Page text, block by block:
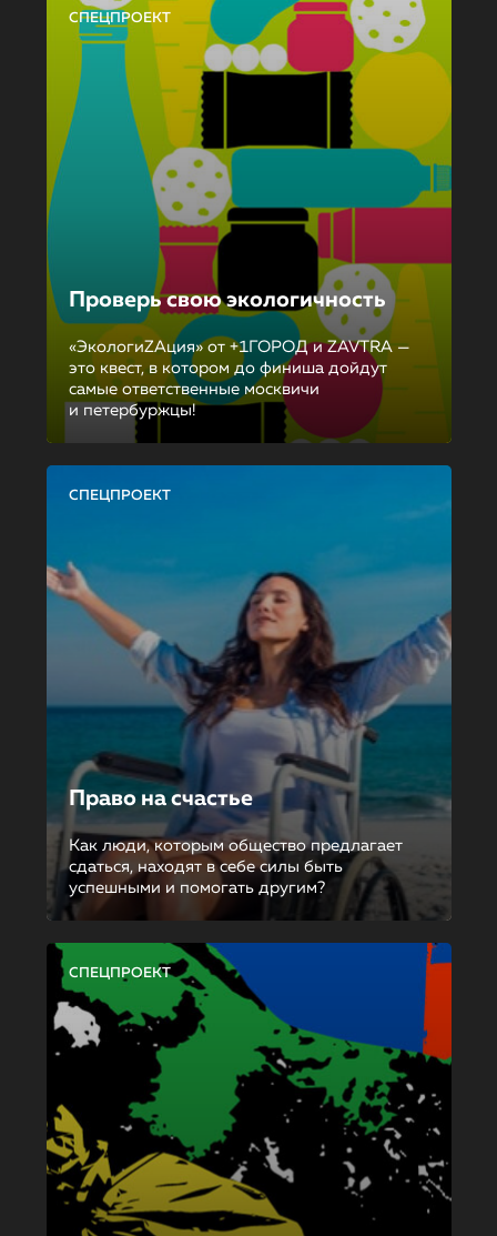
СПЕЦПРОЕКТ
Проверь свою экологичность
«ЭкологиZAция» от +1ГОРОД и ZAVTRA —
это квест, в котором до финиша дойдут
самые ответственные москвичи
и петербуржцы!
СПЕЦПРОЕКТ
Право на счастье
Как люди, которым общество предлагает
сдаться, находят в себе силы быть
успешными и помогать другим?
СПЕЦПРОЕКТ